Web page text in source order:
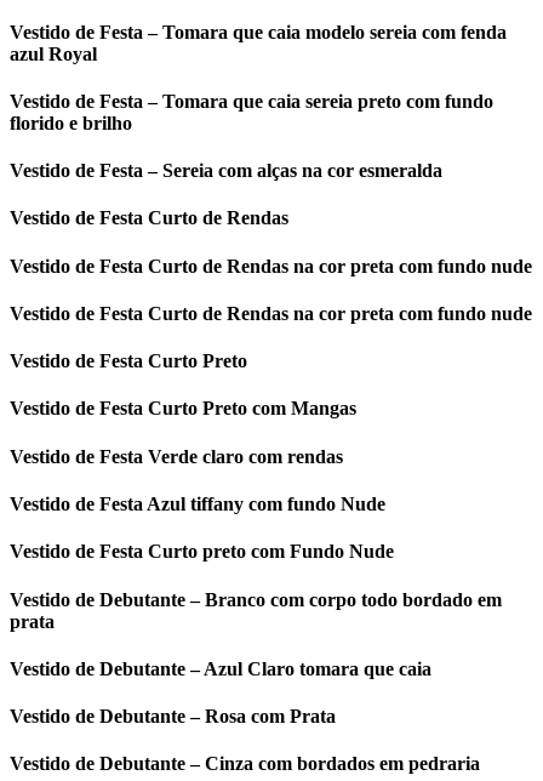
Vestido de Festa – Tomara que caia modelo sereia com fenda
azul Royal
Vestido de Festa – Tomara que caia sereia preto com fundo
florido e brilho
Vestido de Festa – Sereia com alças na cor esmeralda
Vestido de Festa Curto de Rendas
Vestido de Festa Curto de Rendas na cor preta com fundo nude
Vestido de Festa Curto de Rendas na cor preta com fundo nude
Vestido de Festa Curto Preto
Vestido de Festa Curto Preto com Mangas
Vestido de Festa Verde claro com rendas
Vestido de Festa Azul tiffany com fundo Nude
Vestido de Festa Curto preto com Fundo Nude
Vestido de Debutante – Branco com corpo todo bordado em
prata
Vestido de Debutante – Azul Claro tomara que caia
Vestido de Debutante – Rosa com Prata
Vestido de Debutante – Cinza com bordados em pedraria